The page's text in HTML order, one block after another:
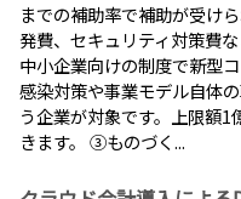
までの補助率で補助が受けら
発費、セキュリティ対策費
中小企業向けの制度で新型
感染対策や事業モデル自体
う企業が対象です。上限額
きます。 ③ものづく...